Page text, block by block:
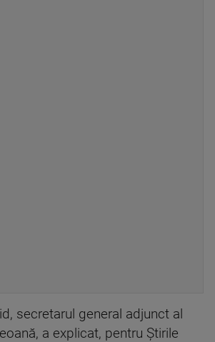
secretarul general adjunct al
a explicat, pentru Știrile